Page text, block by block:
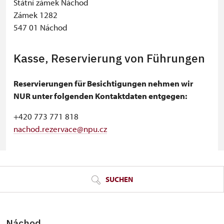
Státní zámek Náchod
Zámek 1282
547 01 Náchod
Kasse, Reservierung von Führungen
Reservierungen für Besichtigungen nehmen wir
NUR unter folgenden Kontaktdaten entgegen:
+420 773 771 818
nachod.rezervace@npu.cz
SUCHEN